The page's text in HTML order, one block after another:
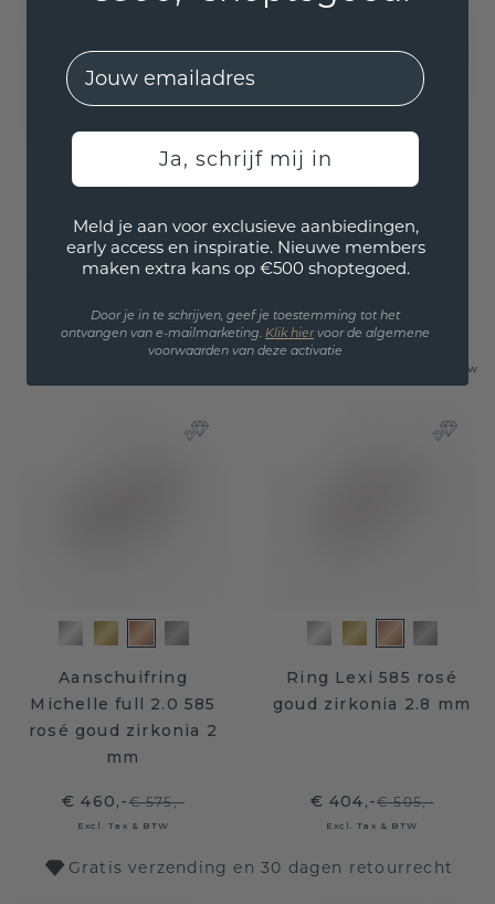
Ring Michelle 7 585
rosé goud zirkonia 2
€ 500,- € 625,-
Ring Rianne 7 585
rosé goud zirkonia 3
Excl. Tax & BTW
Aanschuifring
Michelle full 2.0 585
rosé goud zirkonia 2
mm
€ 460,-€ 575,-
Excl. Tax & BTW
Ring Lexi 585 rosé
goud zirkonia 2.8 mm
€ 404,-€ 505,-
Excl. Tax & BTW
Gratis verzending en 30 dagen retourrecht
EMail
Ja, schrijf mij in
Meld je aan voor exclusieve aanbiedingen,
early access en inspiratie. Nieuwe members
maken extra kans op €500 shoptegoed.
Door je in te schrijven, geef je toestemming tot het
ontvangen van e-mailmarketing. Klik hiervoor de algemene
voorwaarden van deze activatie